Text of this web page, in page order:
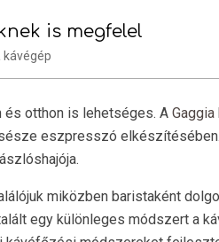
is megfelel
kávégép
otthon is lehetséges. A
eszpresszó
miközben baristaként
egy különleges módszert a